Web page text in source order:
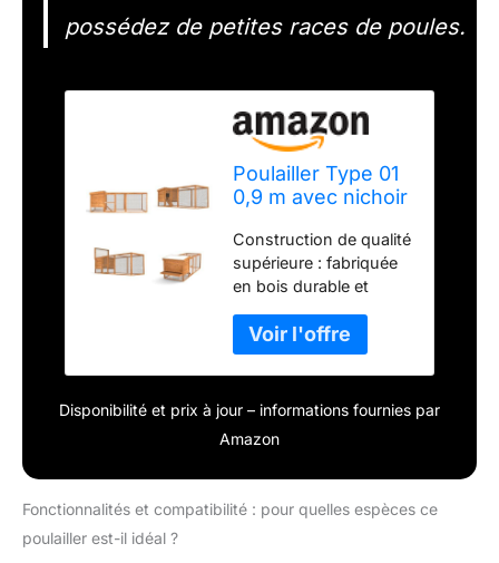
possédez de petites races de poules.
Poulailler Type 01
0,9 m avec nichoir
Construction de qualité
supérieure : fabriquée
en bois durable et
aux éléments, assurant
longévité et stabilité.
Espace de vie spacieux
: offre suffisamment
poules puissent se
favorisant un
Disponibilité et prix à jour – informations fournies par
Amazon
Fonctionnalités et compatibilité : pour quelles espèces ce
poulailler est-il idéal ?